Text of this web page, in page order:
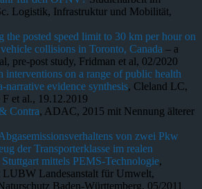
Logistik, Infrastruktur und Mobilität,
the posted speed limit to 30 km per hour on
collisions in Toronto, Canada – a
pre-post study, Fridman et al, 02/2020
interventions on a range of public health
narrative evidence synthesis, Cleland LC,
et al., 19.12.2019
Contra, ADAC, 2015 mit Nennung älterer
von zwei Pkw
der Transporterklasse im realen
mittels PEMS-Technologie,
LUBW Landesanstalt für Umwelt,
Baden-Württemberg, 05/2011